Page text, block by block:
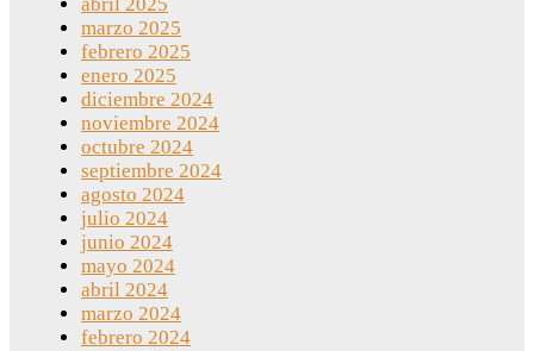
marzo 2025
febrero 2025
enero 2025
diciembre 2024
noviembre 2024
octubre 2024
septiembre 2024
agosto 2024
julio 2024
junio 2024
mayo 2024
abril 2024
marzo 2024
febrero 2024